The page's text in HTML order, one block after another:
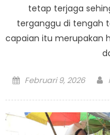
tetap terjaga
terganggu di tengah
capaian itu merupakan
Posted
Februari 9, 2026